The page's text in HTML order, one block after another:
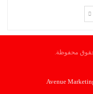
Avenue